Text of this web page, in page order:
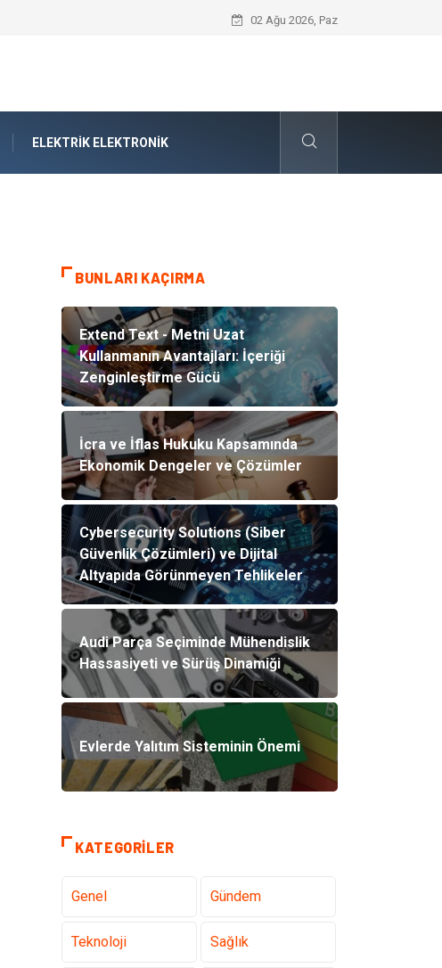
Audi Parça Seçiminde Mühendislik
02 Ağu 2026, Paz
ELEKTRIK ELEKTRONIK
BUNLARI KAÇIRMA
Extend Text - Metni Uzat
Kullanmanın Avantajları: İçeriği
Zenginleştirme Gücü
İcra ve İflas Hukuku Kapsamında
Ekonomik Dengeler ve Çözümler
Cybersecurity Solutions (Siber
Güvenlik Çözümleri) ve Dijital
Altyapıda Görünmeyen Tehlikeler
Audi Parça Seçiminde Mühendislik
Hassasiyeti ve Sürüş Dinamiği
Evlerde Yalıtım Sisteminin Önemi
KATEGORILER
Genel Gündem
Teknoloji Sağlık